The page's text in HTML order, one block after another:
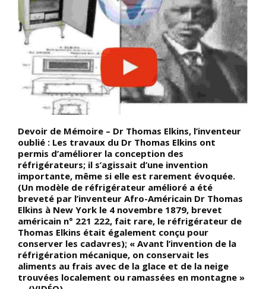
Devoir de Mémoire – Dr Thomas Elkins, l’inventeur
oublié : Les travaux du Dr Thomas Elkins ont
permis d’améliorer la conception des
réfrigérateurs; il s’agissait d’une invention
importante, même si elle est rarement évoquée.
(Un modèle de réfrigérateur amélioré a été
breveté par l’inventeur Afro-Américain Dr Thomas
Elkins à New York le 4 novembre 1879, brevet
américain n° 221 222, fait rare, le réfrigérateur de
Thomas Elkins était également conçu pour
conserver les cadavres); « Avant l’invention de la
réfrigération mécanique, on conservait les
aliments au frais avec de la glace et de la neige
trouvées localement ou ramassées en montagne »